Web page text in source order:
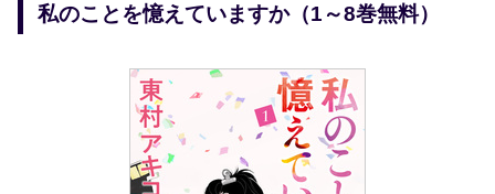
私のことを憶えていますか（1～8巻無料）